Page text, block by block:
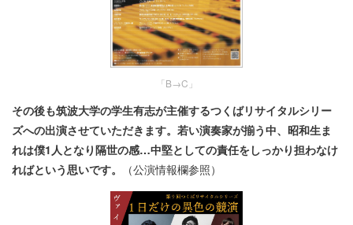
「B→C」
その後も筑波大学の学生有志が主催するつくばリサイタルシリー
ズへの出演させていただきます。若い演奏家が揃う中、昭和生ま
れは僕1人となり隔世の感…中堅としての責任をしっかり担わなけ
ればという思いです。
（公演情報欄参照）